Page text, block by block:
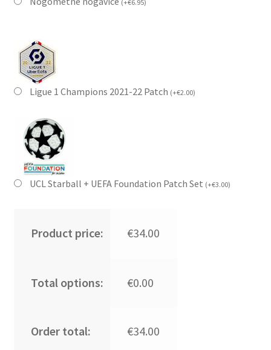
(+€6.95)
Ligue 1 Champions 2021-22 Patch (+€2.00)
UCL Starball + UEFA Foundation Patch Set (+€3.00)
Product price: €34.00
Total options: €0.00
Order total: €34.00